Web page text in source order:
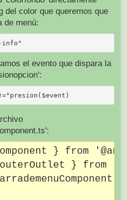
del color que queremos que
de menú:
el evento que dispara la
} from
} from